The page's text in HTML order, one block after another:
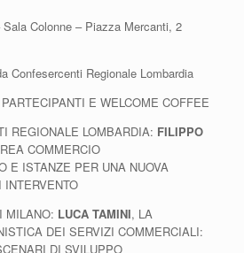
Colonne – Piazza Mercanti, 2
Confesercenti Regionale Lombardia
E WELCOME COFFEE
REGIONALE LOMBARDIA: FILIPPO
COMMERCIO
E ISTANZE PER UNA NUOVA
MILANO: LUCA TAMINI, LA
DEI SERVIZI COMMERCIALI:
DI SVILUPPO